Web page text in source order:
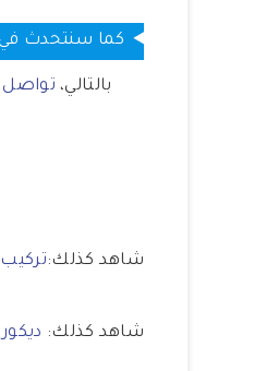
كما سنتحدث في
بالتالي، تواصل
شاهد كذلك:
شاهد كذلك: